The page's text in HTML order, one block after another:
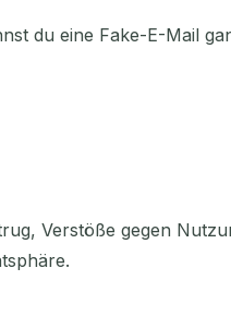
du eine Fake-E-Mail
Verstöße gegen